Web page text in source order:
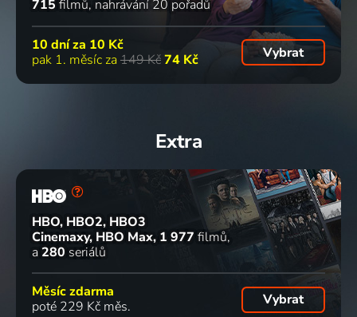
715 filmů nahrávání 20 pořadů
10 dní za 10 Kč
pak 1. měsíc za 149 Kč74 Kč Vybrat
Extra
HBO, HBO2, HBO3
Cinemaxy, HBO Max 1 977 filmů
a 280 seriálů
Měsíc zdarma
poté 229 Kč měs.
Vybrat